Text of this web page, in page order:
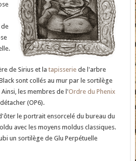
de Sirius et latapisserie de l'arbre
sont collés au mur par le sortilège
les membres de l'Ordre du Phenix
(OP6).
le portrait ensorcelé du bureau du
avec les moyens moldus classiques.
un sortilège de Glu Perpétuelle